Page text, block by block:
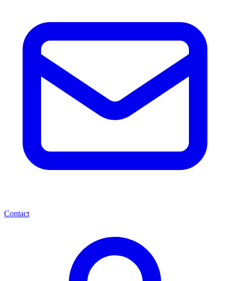
Contact